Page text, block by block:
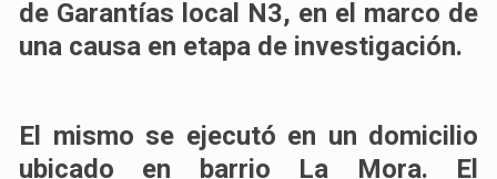
de Garantías local N3, en el marco de
una causa en etapa de investigación.
El mismo se ejecutó en un domicilio
ubicado en barrio La Mora. El